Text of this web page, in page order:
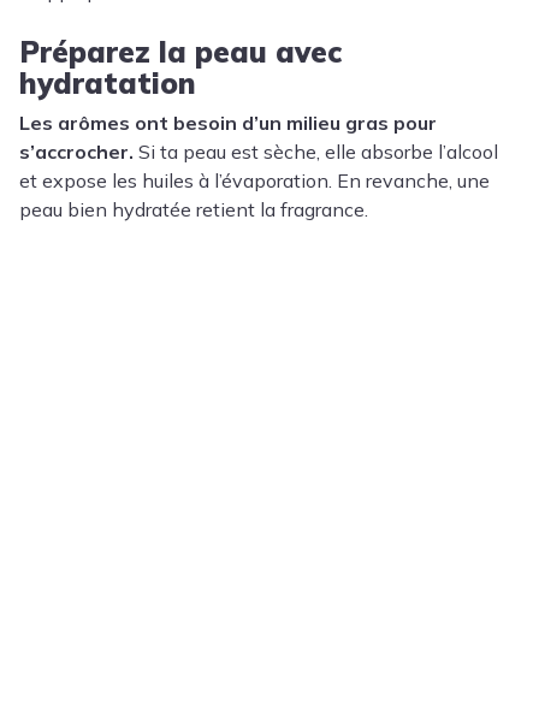
Préparez la peau avec
hydratation
Les arômes ont besoin d’un milieu gras pour
s’accrocher. Si ta peau est sèche, elle absorbe l’alcool
et expose les huiles à l’évaporation. En revanche, une
peau bien hydratée retient la fragrance.